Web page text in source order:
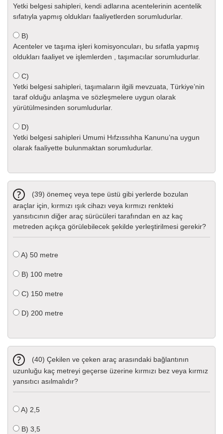
Yetki belgesi sahipleri, kendi adlarına acentelerinin acentelik
sıfatıyla yapmış oldukları faaliyetlerden sorumludurlar.
B)
Acenteler ve taşıma işleri komisyoncuları, bu sıfatla yapmış
oldukları faaliyet ve işlemlerden , taşımacılar sorumludurlar.
C)
Yetki belgesi sahipleri, taşımaların ilgili mevzuata, Türkiye’nin
taraf olduğu anlaşma ve sözleşmelere uygun olarak
yürütülmesinden sorumludurlar.
D)
Yetki belgesi sahipleri Umumi Hıfzıssıhha Kanunu’na uygun
olarak faaliyette bulunmaktan sorumludurlar.
(39) önemeç veya tepe üstü gibi yerlerde bozulan
araçlar için, kırmızı ışık cihazı veya kırmızı renkteki
yansıtıcının diğer araç sürücüleri tarafından en az kaç
metreden açıkça görülebilecek şekilde yerleştirilmesi gerekir?
A) 50 metre
B) 100 metre
C) 150 metre
D) 200 metre
(40) Çekilen ve çeken araç arasındaki bağlantının
uzunluğu kaç metreyi geçerse üzerine kırmızı bez veya kırmız
yansıtıcı asılmalıdır?
A) 2,5
B) 3,5